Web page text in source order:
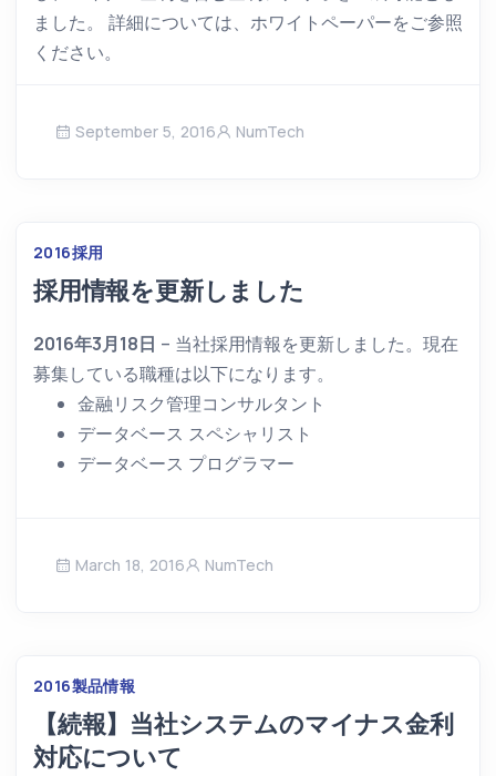
ました。 詳細については、ホワイトペーパーをご参照
ください。
September 5, 2016 NumTech
2016採用
採用情報を更新しました
2016年3月18日 – 当社採用情報を更新しました。現在
募集している職種は以下になります。
金融リスク管理コンサルタント
データベース スペシャリスト
データベース プログラマー
March 18, 2016 NumTech
2016製品情報
【続報】当社システムのマイナス金利
対応について